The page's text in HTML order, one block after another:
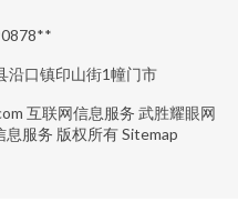
沿口镇印山街1幢门市
互联网信息服务 武胜耀眼网
息服务 版权所有Sitemap